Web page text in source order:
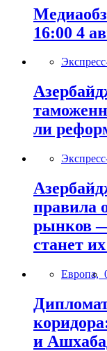
16:00 4
ли
правила
рынков
станет
Европа,
и